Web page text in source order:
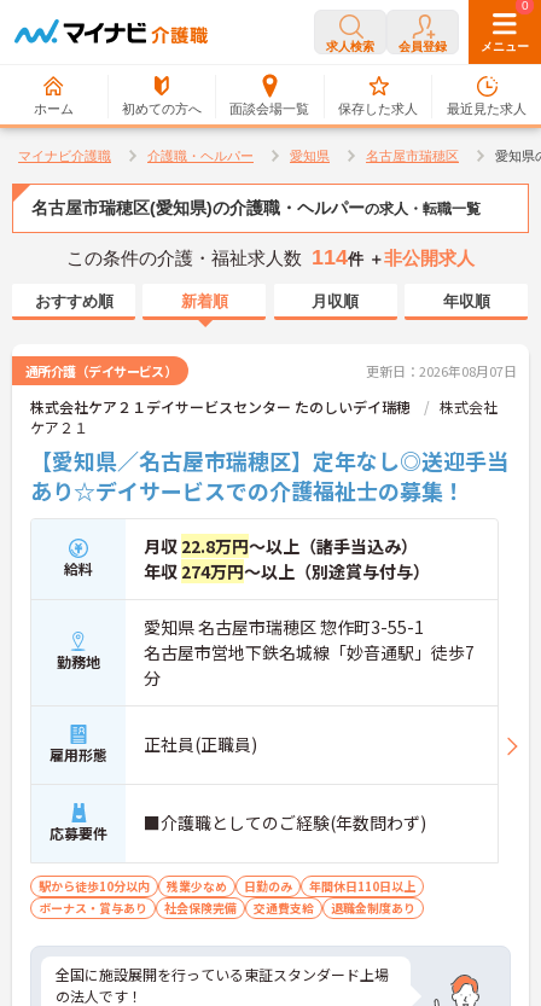
求人検索 会員登録 メニュー
ホーム 初めての方へ 面談会場一覧
0
保存した求人
0
最近見た求人
マイナビ介護職 介護職・ヘルパー 愛知県 名古屋市瑞穂区 愛知県
名古屋市瑞穂区(愛知県)の介護職・ヘルパーの求人・転職一覧
この条件の介護・福祉求人数 114件 ＋非公開求人
おすすめ順 新着順 月収順 年収順
通所介護（デイサービス） 更新日：2026年08月07日
株式会社ケア２１デイサービスセンター たのしいデイ瑞穂
株式会社
ケア２１
【愛知県／名古屋市瑞穂区】定年なし◎送迎手当
あり☆デイサービスでの介護福祉士の募集！
給料
月収 22.8万円～以上（諸手当込み）
年収 274万円～以上（別途賞与付与）
勤務地
愛知県 名古屋市瑞穂区 惣作町3-55-1
名古屋市営地下鉄名城線「妙音通駅」徒歩7
分
雇用形態 正社員(正職員)
応募要件 ■介護職としてのご経験(年数問わず)
駅から徒歩10分以内 残業少なめ 日勤のみ
年間休日110日以上
ボーナス・賞与あり
社会保険完備 交通費支給 退職金制度あり
全国に施設展開を行っている東証スタンダード上場
の法人です！